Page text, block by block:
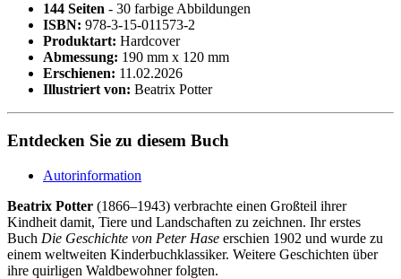
144 Seiten - 30 farbige Abbildungen
ISBN: 978-3-15-011573-2
Produktart: Hardcover
Abmessung: 190 mm x 120 mm
Erschienen: 11.02.2026
Illustriert von: Beatrix Potter
Entdecken Sie zu diesem Buch
Autorinformation
Beatrix Potter (1866–1943) verbrachte einen Großteil ihrer
Kindheit damit, Tiere und Landschaften zu zeichnen. Ihr erstes
Buch Die Geschichte von Peter Hase erschien 1902 und wurde zu
einem weltweiten Kinderbuchklassiker. Weitere Geschichten über
ihre quirligen Waldbewohner folgten.